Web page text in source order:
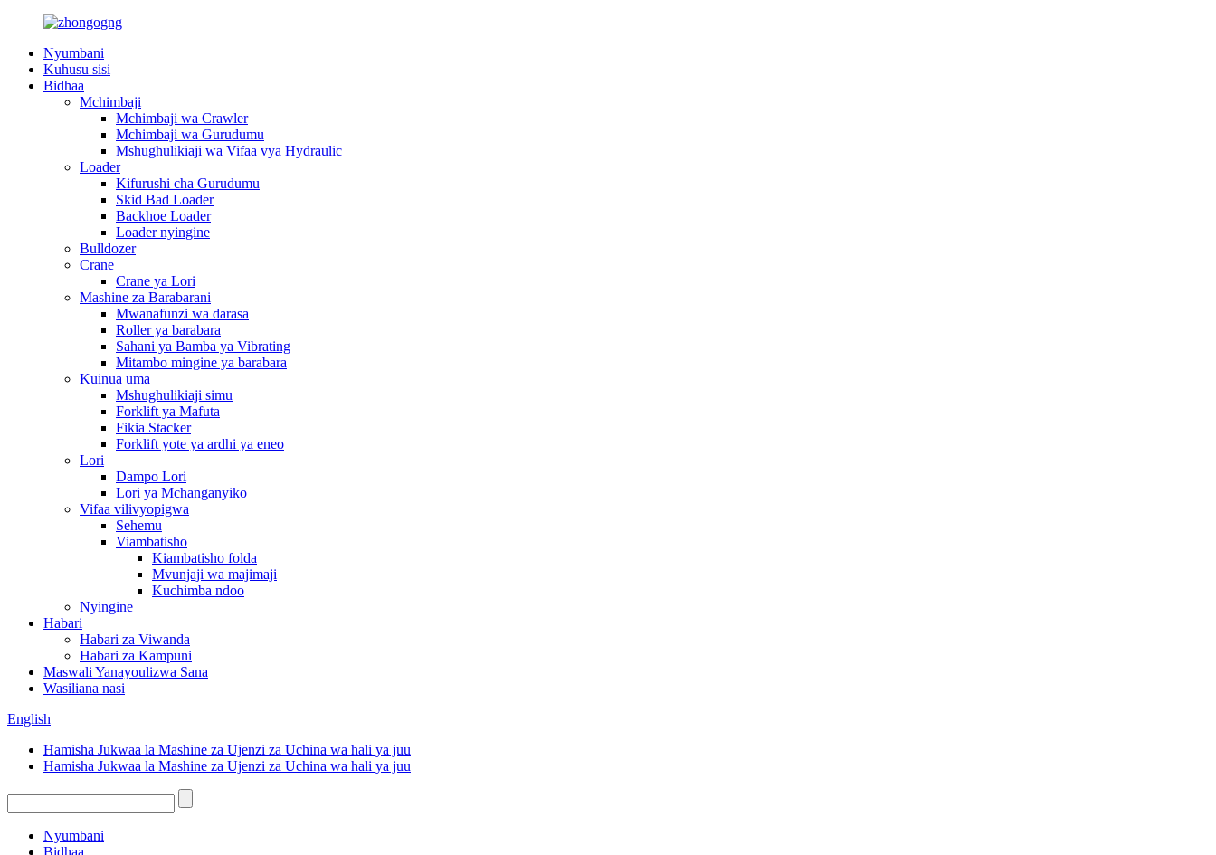
Nyumbani
Kuhusu sisi
Bidhaa
Mchimbaji
Mchimbaji wa Crawler
Mchimbaji wa Gurudumu
Mshughulikiaji wa Vifaa vya Hydraulic
Loader
Kifurushi cha Gurudumu
Skid Bad Loader
Backhoe Loader
Loader nyingine
Bulldozer
Crane
Crane ya Lori
Mashine za Barabarani
Mwanafunzi wa darasa
Roller ya barabara
Sahani ya Bamba ya Vibrating
Mitambo mingine ya barabara
Kuinua uma
Mshughulikiaji simu
Forklift ya Mafuta
Fikia Stacker
Forklift yote ya ardhi ya eneo
Lori
Dampo Lori
Lori ya Mchanganyiko
Vifaa vilivyopigwa
Sehemu
Viambatisho
Kiambatisho folda
Mvunjaji wa majimaji
Kuchimba ndoo
Nyingine
Habari
Habari za Viwanda
Habari za Kampuni
Maswali Yanayoulizwa Sana
Wasiliana nasi
English
Hamisha Jukwaa la Mashine za Ujenzi za Uchina wa hali ya juu
Hamisha Jukwaa la Mashine za Ujenzi za Uchina wa hali ya juu
Nyumbani
Bidhaa